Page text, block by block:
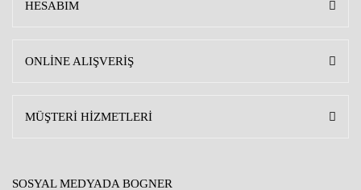
HESABIM
ONLİNE ALIŞVERİŞ
MÜŞTERİ HİZMETLERİ
SOSYAL MEDYADA BOGNER